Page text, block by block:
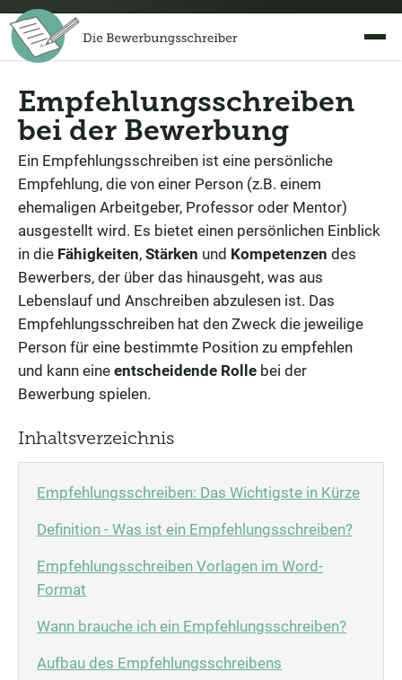
Empfehlungsschreiben
bei der Bewerbung
Ein Empfehlungsschreiben ist eine persönliche
Empfehlung, die von einer Person (z.B. einem
ehemaligen Arbeitgeber, Professor oder Mentor)
ausgestellt wird. Es bietet einen persönlichen Einblick
in die Fähigkeiten, Stärken und Kompetenzen des
Bewerbers, der über das hinausgeht, was aus
Lebenslauf und Anschreiben abzulesen ist. Das
Empfehlungsschreiben hat den Zweck die jeweilige
Person für eine bestimmte Position zu empfehlen
und kann eine entscheidende Rolle bei der
Bewerbung spielen.
Inhaltsverzeichnis
Empfehlungsschreiben: Das Wichtigste in Kürze
Definition - Was ist ein Empfehlungsschreiben?
Empfehlungsschreiben Vorlagen im Word-
Format
Wann brauche ich ein Empfehlungsschreiben?
Aufbau des Empfehlungsschreibens